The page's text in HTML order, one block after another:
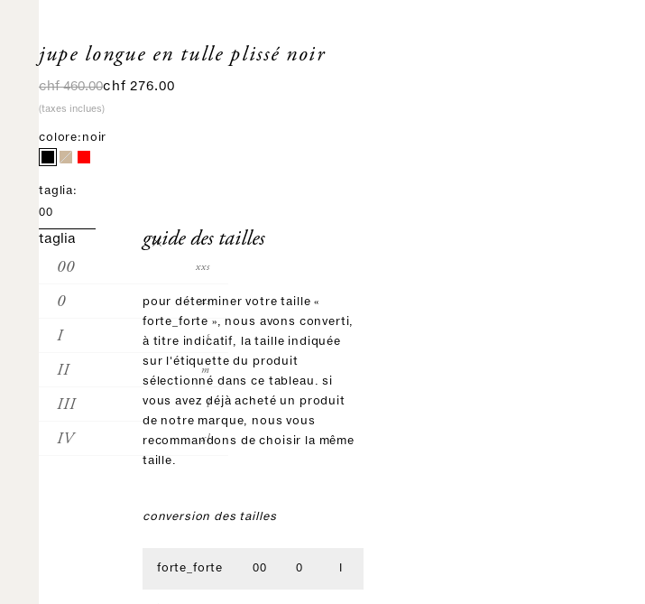
jupe longue en tulle plissé noir
prix normal
chf 460.00prix de vente
chf 276.00
(taxes inclues)
colore: noir
taglia:
00
taglia
00 xxs
0 xs
I s
II m
III l
IV xl
guide des tailles
pour déterminer votre taille «
forte_forte », nous avons converti,
à titre indicatif, la taille indiquée
sur l'étiquette du produit
sélectionné dans ce tableau. si
vous avez déjà acheté un produit
de notre marque, nous vous
recommandons de choisir la même
taille.
conversion des tailles
forte_forte 00 0